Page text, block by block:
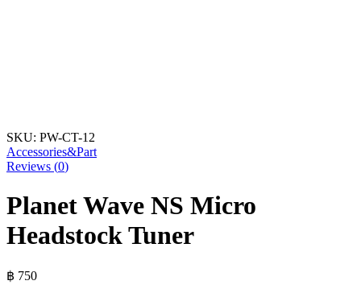
SKU: PW-CT-12
Accessories&Part
Reviews (0)
Planet Wave NS Micro
Headstock Tuner
฿ 750